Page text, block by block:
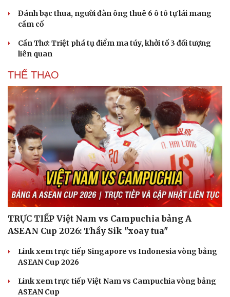
Văn hóa
Sân khấu - Điện ảnh
Đánh bạc thua, người đàn ông thuê 6 ô tô tự lái mang
cầm cố
Cần Thơ: Triệt phá tụ điểm ma túy, khởi tố 3 đối tượng
liên quan
THỂ THAO
TRỰC TIẾP Việt Nam vs Campuchia bảng A
ASEAN Cup 2026: Thầy Sik "xoay tua"
Link xem trực tiếp Singapore vs Indonesia vòng bảng
ASEAN Cup 2026
Link xem trực tiếp Việt Nam vs Campuchia vòng bảng
ASEAN Cup